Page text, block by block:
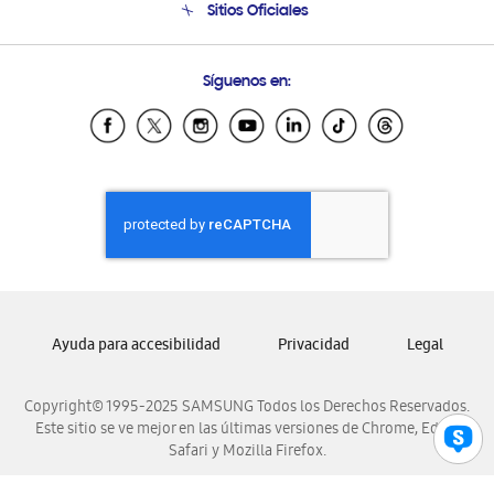
Condiciones de Compra
Soporte vía eMail
Sitios Oficiales
Samsung Ecuador
Samsung El Salvador
Samsung Honduras
Samsung Nicaragua
Samsung Panamá
Samsung Venezuela
Síguenos en:
Copyright© 1995-2025 SAMSUNG Todos los Derechos Reservados.
Este sitio se ve mejor en las últimas versiones de Chrome, Edge,
Safari y Mozilla Firefox.
Ayuda para accesibilidad Privacidad Legal